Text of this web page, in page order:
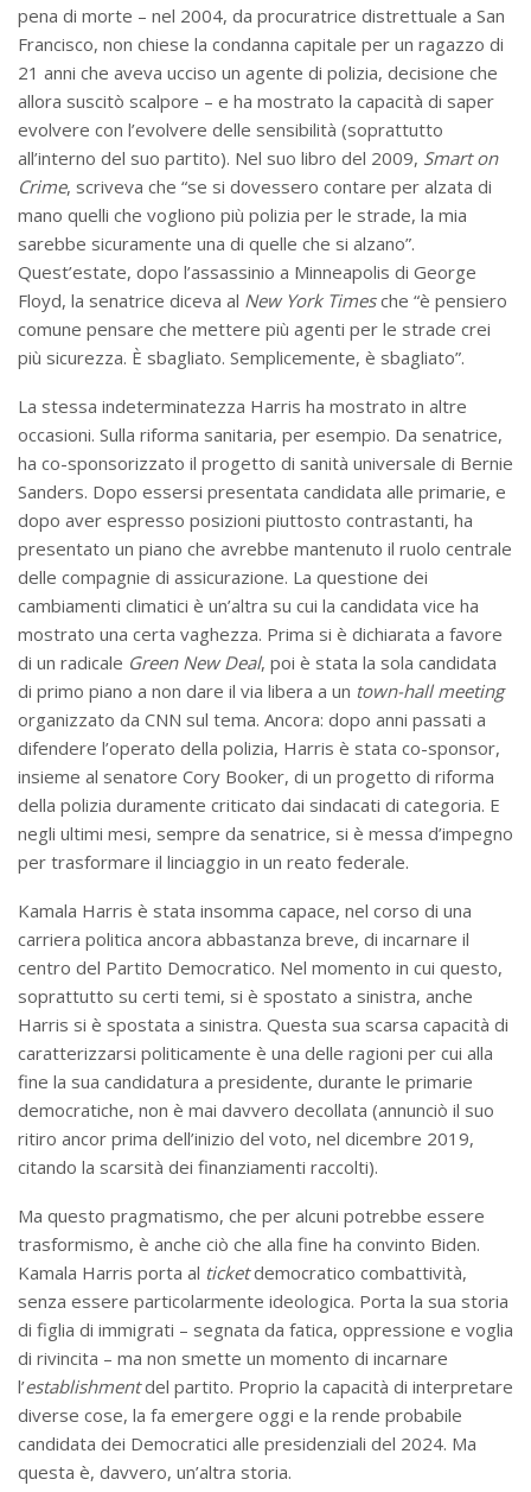
pena di morte – nel 2004, da procuratrice distrettuale a San
Francisco, non chiese la condanna capitale per un ragazzo di
21 anni che aveva ucciso un agente di polizia, decisione che
allora suscitò scalpore – e ha mostrato la capacità di saper
evolvere con l’evolvere delle sensibilità (soprattutto
all’interno del suo partito). Nel suo libro del 2009, Smart on
Crime, scriveva che “se si dovessero contare per alzata di
mano quelli che vogliono più polizia per le strade, la mia
sarebbe sicuramente una di quelle che si alzano”.
Quest’estate, dopo l’assassinio a Minneapolis di George
Floyd, la senatrice diceva al New York Timesche “è pensiero
comune pensare che mettere più agenti per le strade crei
più sicurezza. È sbagliato. Semplicemente, è sbagliato”.
La stessa indeterminatezza Harris ha mostrato in altre
occasioni. Sulla riforma sanitaria, per esempio. Da senatrice,
ha co-sponsorizzato il progetto di sanità universale di Bernie
Sanders. Dopo essersi presentata candidata alle primarie, e
dopo aver espresso posizioni piuttosto contrastanti, ha
presentato un piano che avrebbe mantenuto il ruolo centrale
delle compagnie di assicurazione. La questione dei
cambiamenti climatici è un’altra su cui la candidata vice ha
mostrato una certa vaghezza. Prima si è dichiarata a favore
di un radicale Green New Deal, poi è stata la sola candidata
di primo piano a non dare il via libera a un town-hall meeting
organizzato da CNN sul tema. Ancora: dopo anni passati a
difendere l’operato della polizia, Harris è stata co-sponsor,
insieme al senatore Cory Booker, di un progetto di riforma
della polizia duramente criticato dai sindacati di categoria. E
negli ultimi mesi, sempre da senatrice, si è messa d’impegno
per trasformare il linciaggio in un reato federale.
Kamala Harris è stata insomma capace, nel corso di una
carriera politica ancora abbastanza breve, di incarnare il
centro del Partito Democratico. Nel momento in cui questo,
soprattutto su certi temi, si è spostato a sinistra, anche
Harris si è spostata a sinistra. Questa sua scarsa capacità di
caratterizzarsi politicamente è una delle ragioni per cui alla
fine la sua candidatura a presidente, durante le primarie
democratiche, non è mai davvero decollata (annunciò il suo
ritiro ancor prima dell’inizio del voto, nel dicembre 2019,
citando la scarsità dei finanziamenti raccolti).
Ma questo pragmatismo, che per alcuni potrebbe essere
trasformismo, è anche ciò che alla fine ha convinto Biden.
Kamala Harris porta al ticketdemocratico combattività,
senza essere particolarmente ideologica. Porta la sua storia
di figlia di immigrati – segnata da fatica, oppressione e voglia
di rivincita – ma non smette un momento di incarnare
l’establishmentdel partito. Proprio la capacità di interpretare
diverse cose, la fa emergere oggi e la rende probabile
candidata dei Democratici alle presidenziali del 2024. Ma
questa è, davvero, un’altra storia.